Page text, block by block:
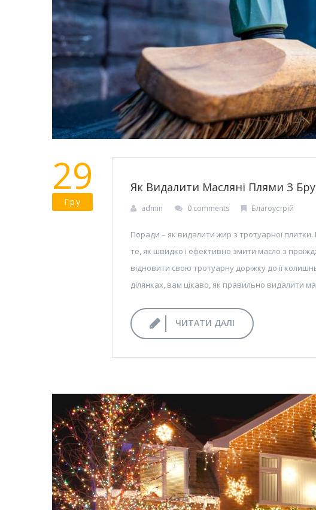
29
Гру
Як Видалити Масляні Плями З
admin 0 comments Благоустрій
Поради – як видалити жир з тротуарної
те, як швидко і ефективно змити масло з
відновити свою тротуарну доріжку до її
ділянках, вам цікаво, як правильно видалити
ЧИТАТИ ДАЛІ